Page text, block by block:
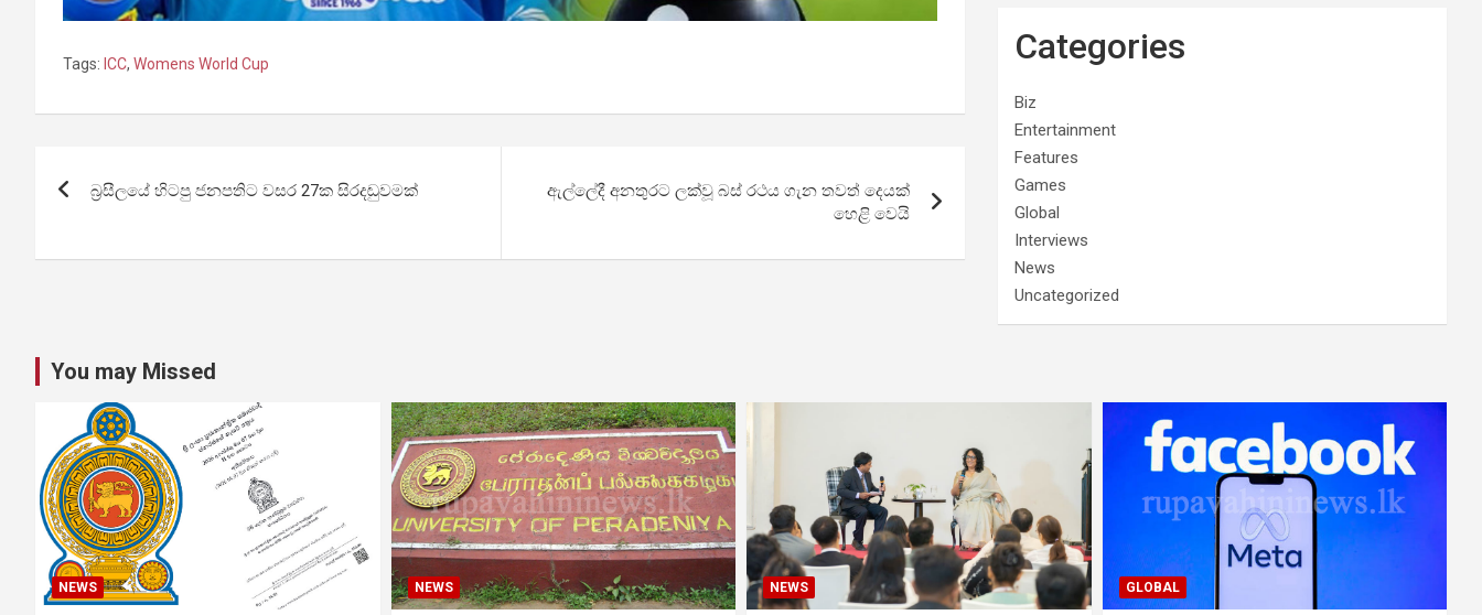
Tags: ICC, Womens World Cup
navigation
බ්‍රසීලයේ හිටපු ජනපතිට වසර 27ක සිරදඬුවමක්
ඇල්ලේදී අනතුරට ලක්වූ බස් රථය ගැන තවත් දෙයක්
හෙළි වෙයි
Categories
Biz
Entertainment
Features
Games
Global
Interviews
News
Uncategorized
You may Missed
NEWS NEWS NEWS GLOBAL